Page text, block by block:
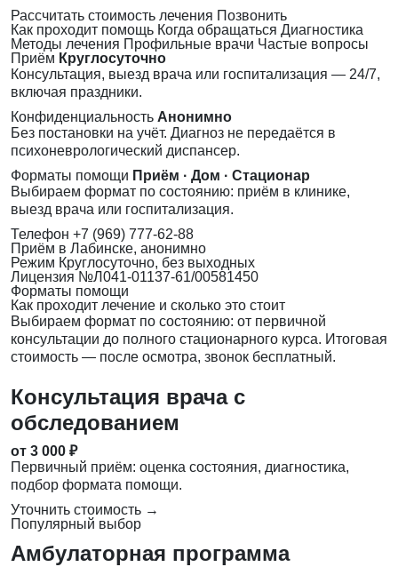
Рассчитать стоимость лечения Позвонить
Как проходит помощь Когда обращаться Диагностика
Методы лечения Профильные врачи Частые вопросы
Приём Круглосуточно
Консультация, выезд врача или госпитализация — 24/7,
включая праздники.
Конфиденциальность Анонимно
Без постановки на учёт. Диагноз не передаётся в
психоневрологический диспансер.
Форматы помощи Приём · Дом · Стационар
Выбираем формат по состоянию: приём в клинике,
выезд врача или госпитализация.
Телефон +7 (969) 777-62-88
Приём в Лабинске, анонимно
Режим Круглосуточно, без выходных
Лицензия №Л041-01137-61/00581450
Форматы помощи
Как проходит лечение и сколько это стоит
Выбираем формат по состоянию: от первичной
консультации до полного стационарного курса. Итоговая
стоимость — после осмотра, звонок бесплатный.
Консультация врача с
обследованием
от 3 000 ₽
Первичный приём: оценка состояния, диагностика,
подбор формата помощи.
Уточнить стоимость →
Популярный выбор
Амбулаторная программа